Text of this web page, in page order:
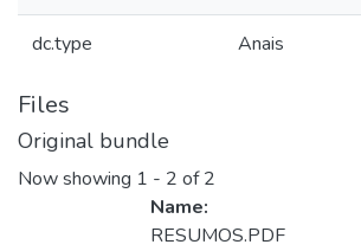
dc.type Anais
Files
Original bundle
Now showing 1 - 2 of 2
Name:
RESUMOS.PDF